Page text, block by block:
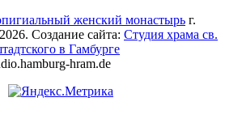
женский монастырь г.
Создание сайта: Студия храма св.
в Гамбурге
hram.de